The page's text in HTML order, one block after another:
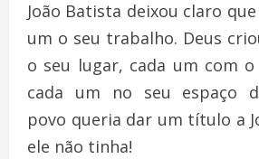
João Batista deixou claro
um o seu trabalho. Deus
o seu lugar, cada um com
cada um no seu espaço
povo queria dar um título a
ele não tinha!